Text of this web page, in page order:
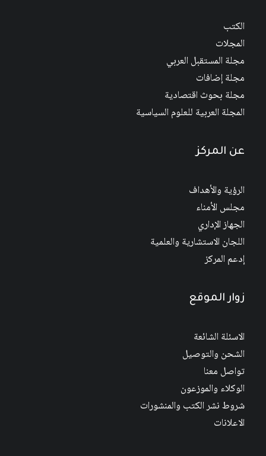
الكتب
المجلات
مجلة المستقبل العربي
مجلة إضافات
مجلة بحوث اقتصادية
المجلة العربية للعلوم السياسية
عن المركز
الرؤية والأهداف
مجلس الأمناء
الجهاز الإداري
اللجان الاستشارية والعلمية
إدعم المركز
زوار الموقع
الاسئلة الشائعة
الشحن والتوصيل
تواصل معنا
الوكلاء والموزعون
شروط نشر الكتب والمنشورات
الاعلانات